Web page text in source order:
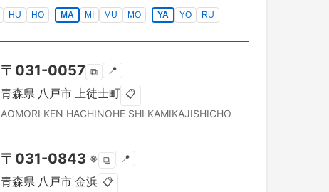
HU HO MA MI MU MO YA YO RU
〒 031-0057 ⧉ 📍
青森県 八戸市 上徒士町 📋
AOMORI KEN HACHINOHE SHI KAMIKAJISHICHO
〒 031-0843 ※ ⧉ 📍
青森県 八戸市 金浜 📋